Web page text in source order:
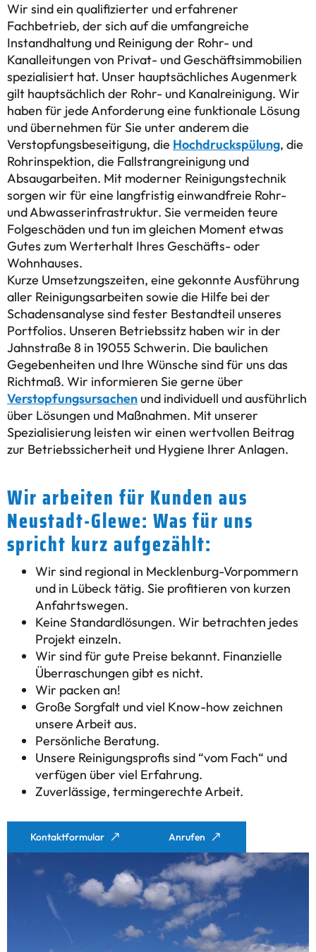
Wir sind ein qualifizierter und erfahrener
Fachbetrieb, der sich auf die umfangreiche
Instandhaltung und Reinigung der Rohr- und
Kanalleitungen von Privat- und Geschäftsimmobilien
spezialisiert hat. Unser hauptsächliches Augenmerk
gilt hauptsächlich der Rohr- und Kanalreinigung. Wir
haben für jede Anforderung eine funktionale Lösung
und übernehmen für Sie unter anderem die
Verstopfungsbeseitigung, die Hochdruckspülung, die
Rohrinspektion, die Fallstrangreinigung und
Absaugarbeiten. Mit moderner Reinigungstechnik
sorgen wir für eine langfristig einwandfreie Rohr-
und Abwasserinfrastruktur. Sie vermeiden teure
Folgeschäden und tun im gleichen Moment etwas
Gutes zum Werterhalt Ihres Geschäfts- oder
Wohnhauses.
Kurze Umsetzungszeiten, eine gekonnte Ausführung
aller Reinigungsarbeiten sowie die Hilfe bei der
Schadensanalyse sind fester Bestandteil unseres
Portfolios. Unseren Betriebssitz haben wir in der
Jahnstraße 8 in 19055 Schwerin. Die baulichen
Gegebenheiten und Ihre Wünsche sind für uns das
Richtmaß. Wir informieren Sie gerne über
Verstopfungsursachen und individuell und ausführlich
über Lösungen und Maßnahmen. Mit unserer
Spezialisierung leisten wir einen wertvollen Beitrag
zur Betriebssicherheit und Hygiene Ihrer Anlagen.
Wir arbeiten für Kunden aus
Neustadt-Glewe: Was für uns
spricht kurz aufgezählt:
Wir sind regional in Mecklenburg-Vorpommern
und in Lübeck tätig. Sie profitieren von kurzen
Anfahrtswegen.
Keine Standardlösungen. Wir betrachten jedes
Projekt einzeln.
Wir sind für gute Preise bekannt. Finanzielle
Überraschungen gibt es nicht.
Wir packen an!
Große Sorgfalt und viel Know-how zeichnen
unsere Arbeit aus.
Persönliche Beratung.
Unsere Reinigungsprofis sind “vom Fach“ und
verfügen über viel Erfahrung.
Zuverlässige, termingerechte Arbeit.
Kontaktformular Anrufen